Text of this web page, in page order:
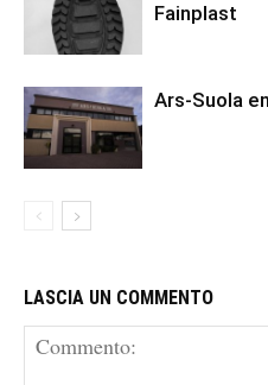
Fainplast
Ars-Suola
LASCIA UN COMMENTO